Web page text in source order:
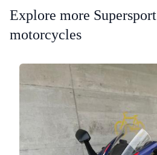
Explore more Supersport
motorcycles